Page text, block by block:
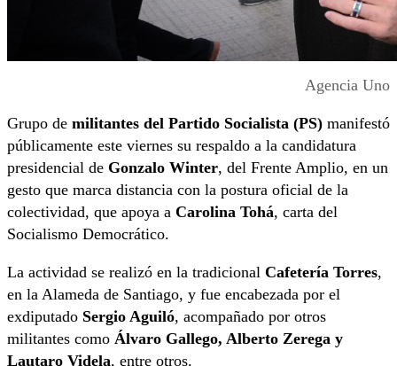
Agencia Uno
Grupo de militantes del Partido Socialista (PS) manifestó
públicamente este viernes su respaldo a la candidatura
presidencial de Gonzalo Winter, del Frente Amplio, en un
gesto que marca distancia con la postura oficial de la
colectividad, que apoya a Carolina Tohá, carta del
Socialismo Democrático.
La actividad se realizó en la tradicional Cafetería Torres,
en la Alameda de Santiago, y fue encabezada por el
exdiputado Sergio Aguiló, acompañado por otros
militantes como Álvaro Gallego, Alberto Zerega y
Lautaro Videla, entre otros.